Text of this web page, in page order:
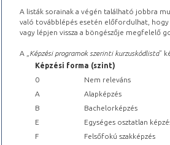
A listák sorainak a végén található jobbra
való továbblépés esetén előfordulhat, hogy
vagy lépjen vissza a böngészője megfelelő
A „ Képzési programok szerinti kurzuskódlista”
Képzési forma (szint)
0
Nem releváns
A
Alapképzés
B
Bachelorképzés
E
Egységes osztatlan
F
Felsőfokú szakképzés